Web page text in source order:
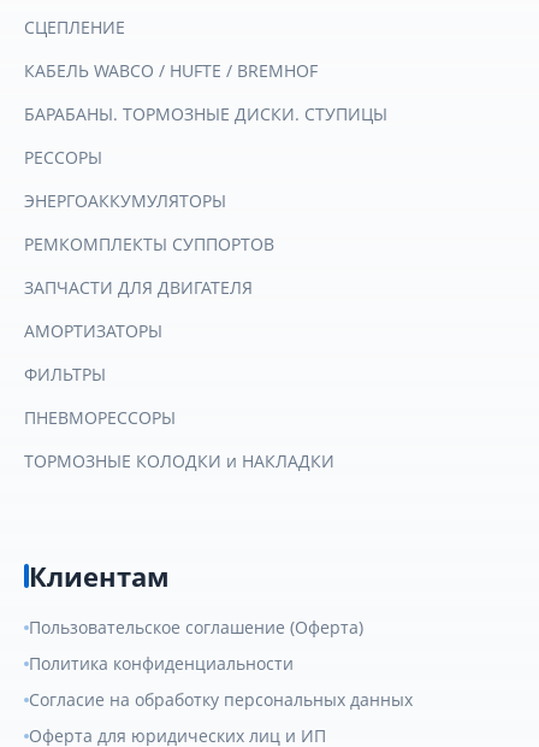
СЦЕПЛЕНИЕ
КАБЕЛЬ WABCO / HUFTE / BREMHOF
БАРАБАНЫ. ТОРМОЗНЫЕ ДИСКИ. СТУПИЦЫ
РЕССОРЫ
ЭНЕРГОАККУМУЛЯТОРЫ
РЕМКОМПЛЕКТЫ СУППОРТОВ
ЗАПЧАСТИ ДЛЯ ДВИГАТЕЛЯ
АМОРТИЗАТОРЫ
ФИЛЬТРЫ
ПНЕВМОРЕССОРЫ
ТОРМОЗНЫЕ КОЛОДКИ и НАКЛАДКИ
Клиентам
Пользовательское соглашение (Оферта)
Политика конфиденциальности
Согласие на обработку персональных данных
Оферта для юридических лиц и ИП